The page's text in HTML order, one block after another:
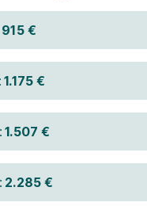
915 €
1.175 €
1.507 €
2.285 €